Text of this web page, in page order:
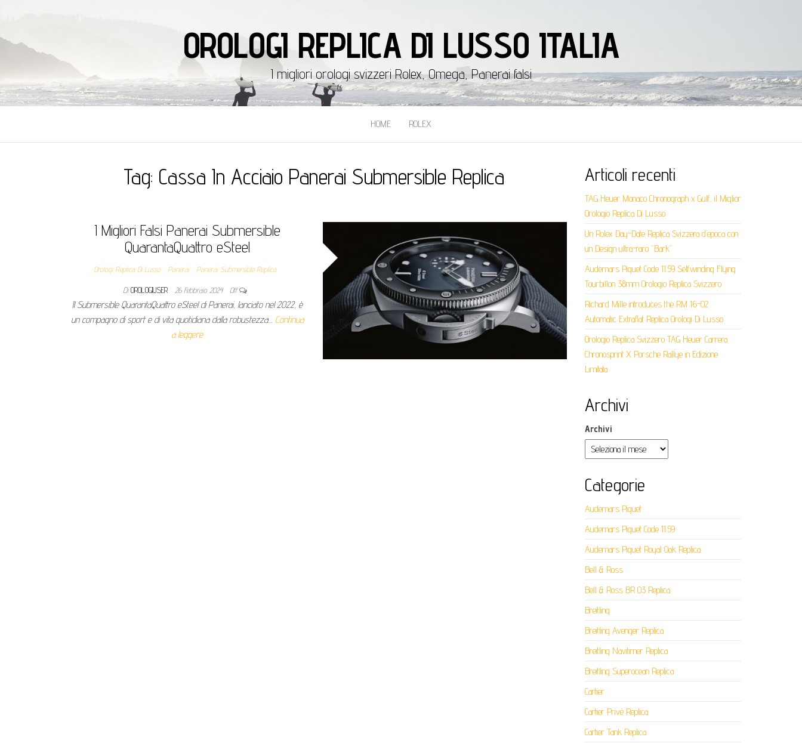
OROLOGI REPLICA DI LUSSO ITALIA
I migliori orologi svizzeri Rolex, Omega, Panerai falsi
HOME ROLEX
Tag: Cassa In Acciaio Panerai Submersible Replica
I Migliori Falsi Panerai Submersible
QuarantaQuattro eSteel
Orologi Replica Di Lusso Panerai Panerai Submersible Replica
Di OROLOGIUSER 26 Febbraio 2024 Off
Il Submersible QuarantaQuattro eSteel di Panerai, lanciato nel 2022, è
un compagno di sport e di vita quotidiana dalla robustezza… Continua
a leggere
Articoli recenti
TAG Heuer Monaco Chronograph x Gulf, il Miglior
Orologio Replica Di Lusso
Un Rolex Day-Date Replica Svizzera d’epoca con
un Design ultra-raro “Bark”
Audemars Piguet Code 11.59 Selfwinding Flying
Tourbillon 38mm Orologio Replica Svizzero
Richard Mille introduces the RM 16-02
Automatic Extraflat Replica Orologi Di Lusso
Orologio Replica Svizzero TAG Heuer Carrera
Chronosprint X Porsche Rallye in Edizione
Limitata
Archivi
Archivi
Categorie
Audemars Piguet
Audemars Piguet Code 11.59
Audemars Piguet Royal Oak Replica
Bell & Ross
Bell & Ross BR 03 Replica
Breitling
Breitling Avenger Replica
Breitling Navitimer Replica
Breitling Superocean Replica
Cartier
Cartier Privé Replica
Cartier Tank Replica